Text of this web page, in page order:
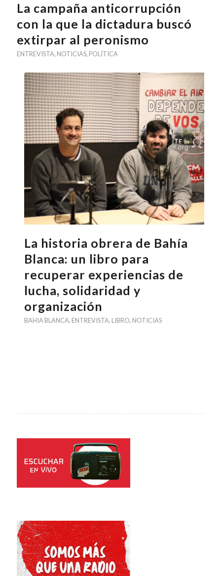
La campaña anticorrupción
con la que la dictadura buscó
extirpar al peronismo
ENTREVISTA, NOTICIAS, POLÍTICA
La historia obrera de Bahía
Blanca: un libro para
recuperar experiencias de
lucha, solidaridad y
organización
BAHIA BLANCA, ENTREVISTA, LIBRO, NOTICIAS